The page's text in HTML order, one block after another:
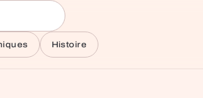
Histoire